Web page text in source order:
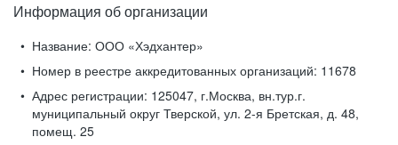
Информация об организации
Название: ООО «Хэдхантер»
Номер в реестре аккредитованных организаций: 11678
Адрес регистрации: 125047, г.Москва, вн.тур.г.
муниципальный округ Тверской, ул. 2-я Бретская, д. 48,
помещ. 25